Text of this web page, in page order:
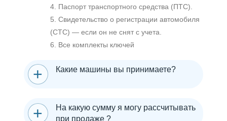
4. Паспорт транспортного средства (ПТС).
5. Свидетельство о регистрации автомобиля
(СТС) — если он не снят с учета.
6. Все комплекты ключей
Какие машины вы принимаете?
На какую сумму я могу рассчитывать
при продаже ?